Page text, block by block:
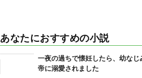
あなたにおすすめの小説
一夜の過ちで懐妊したら、幼なじ
帝に溺愛されました